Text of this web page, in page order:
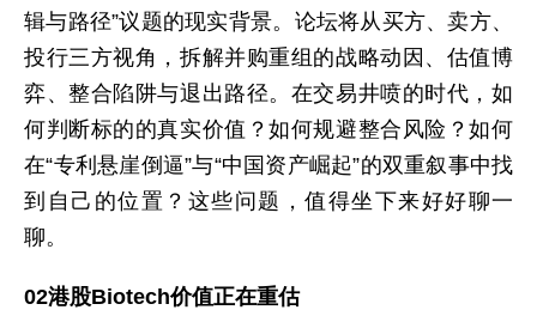
辑与路径”议题的现实背景。论坛将从买方、卖方、
投行三方视角，拆解并购重组的战略动因、估值博
弈、整合陷阱与退出路径。在交易井喷的时代，如
何判断标的的真实价值？如何规避整合风险？如何
在“专利悬崖倒逼”与“中国资产崛起”的双重叙事中找
到自己的位置？这些问题，值得坐下来好好聊一
聊。
02港股Biotech价值正在重估